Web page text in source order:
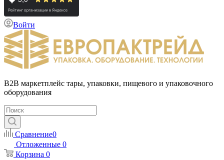
Войти
B2B маркетплейс тары, упаковки, пищевого и упаковочного
оборудования
Сравнение0
Отложенные 0
Корзина 0